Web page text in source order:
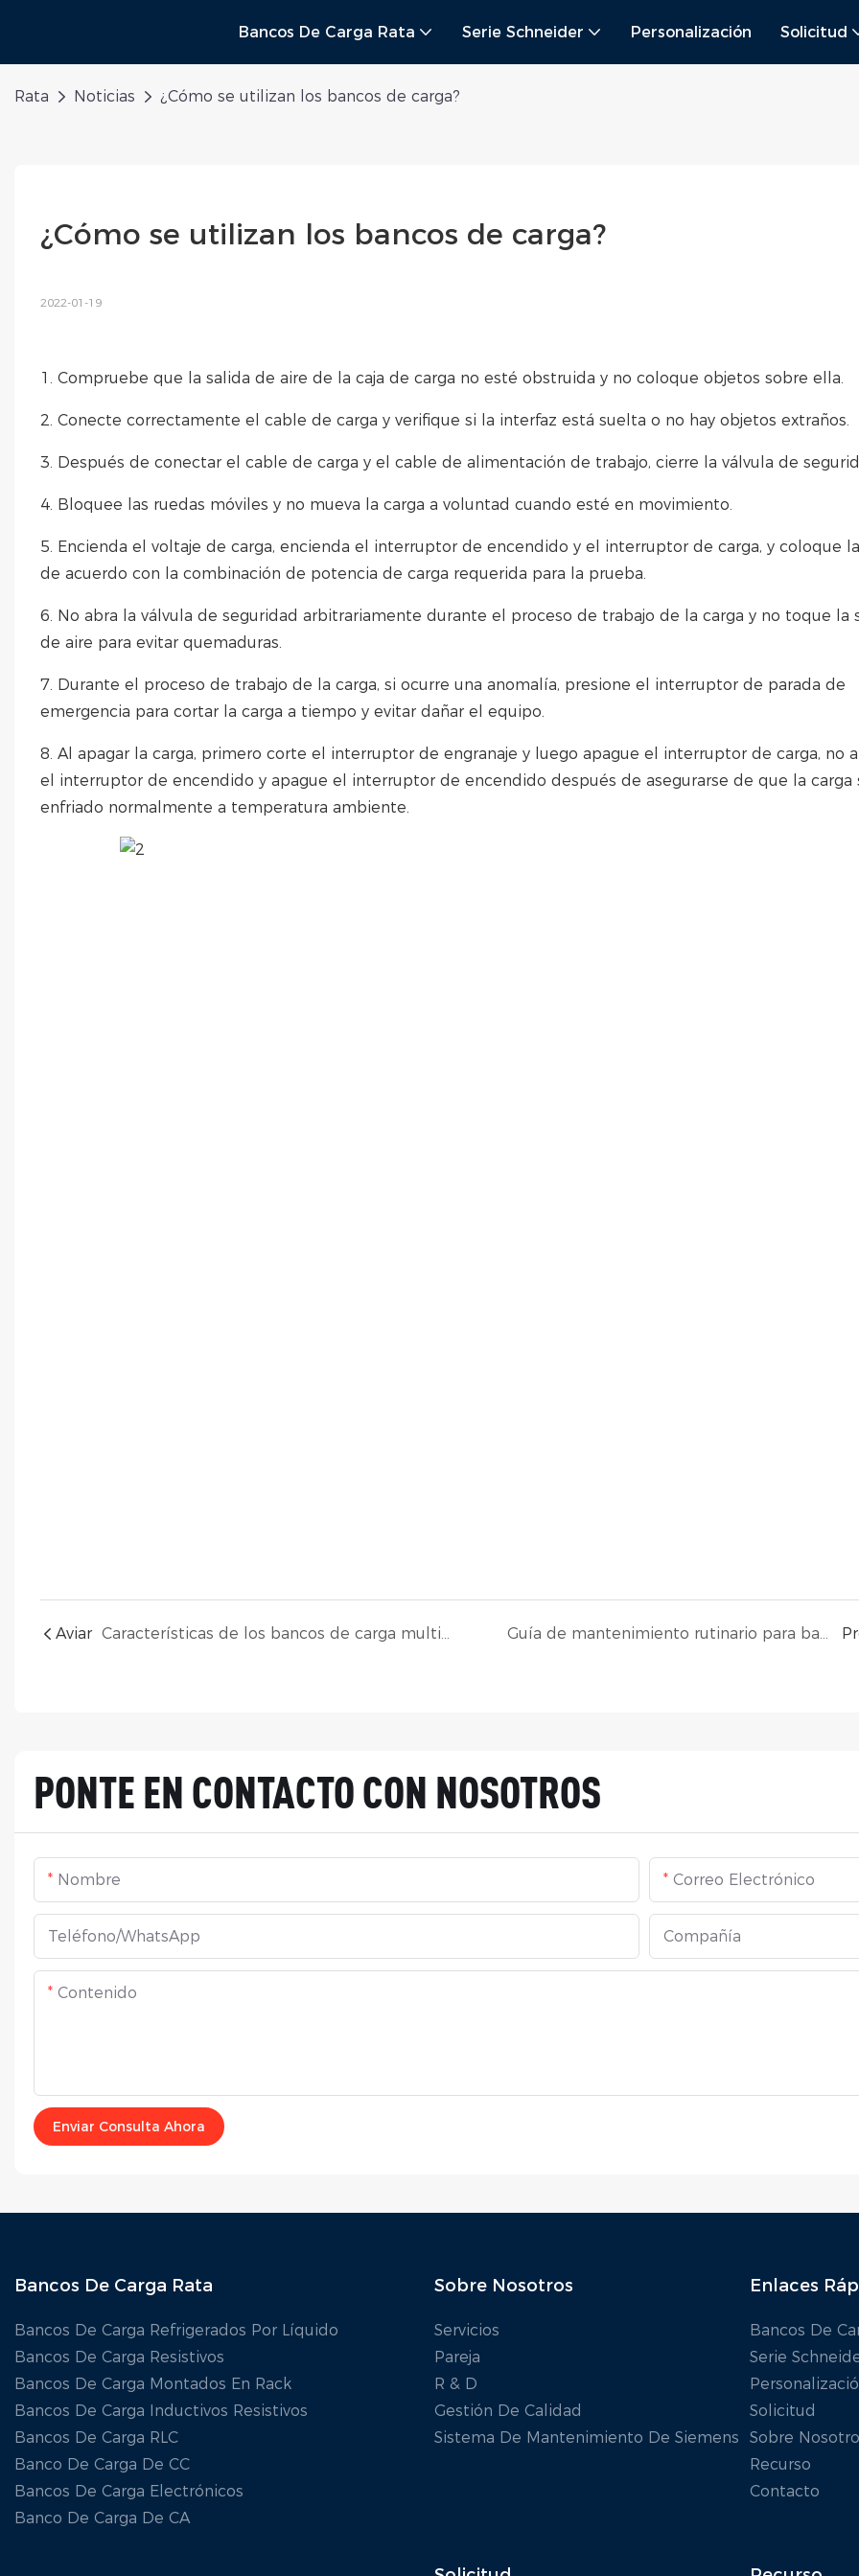
Bancos De Carga Rata Serie Schneider Personalización Solicitud
Rata Noticias ¿Cómo se utilizan los bancos de carga?
¿Cómo se utilizan los bancos de carga?
2022-01-19
1. Compruebe que la salida de aire de la caja de carga no esté obstruida y no coloque objetos sobre ella.
2. Conecte correctamente el cable de carga y verifique si la interfaz está suelta o no hay objetos extraños.
3. Después de conectar el cable de carga y el cable de alimentación de trabajo, cierre la válvula de
4. Bloquee las ruedas móviles y no mueva la carga a voluntad cuando esté en movimiento.
5. Encienda el voltaje de carga, encienda el interruptor de encendido y el interruptor de carga, y coloque
de acuerdo con la combinación de potencia de carga requerida para la prueba.
6. No abra la válvula de seguridad arbitrariamente durante el proceso de trabajo de la carga y no toque la
de aire para evitar quemaduras.
7. Durante el proceso de trabajo de la carga, si ocurre una anomalía, presione el interruptor de parada de
emergencia para cortar la carga a tiempo y evitar dañar el equipo.
8. Al apagar la carga, primero corte el interruptor de engranaje y luego apague el interruptor de carga, no
el interruptor de encendido y apague el interruptor de encendido después de asegurarse de que la carga
enfriado normalmente a temperatura ambiente.
Aviar Características de los bancos de carga multiplex Guía de mantenimiento rutinario para bancos de carga
PONTE EN CONTACTO CON NOSOTROS
Nombre Correo Electrónico
Teléfono/WhatsApp Compañía
Contenido
Enviar Consulta Ahora
Bancos De Carga Rata
Bancos De Carga Refrigerados Por Líquido
Bancos De Carga Resistivos
Bancos De Carga Montados En Rack
Bancos De Carga Inductivos Resistivos
Bancos De Carga RLC
Banco De Carga De CC
Bancos De Carga Electrónicos
Banco De Carga De CA
Sobre Nosotros
Servicios
Pareja
R & D
Gestión De Calidad
Sistema De Mantenimiento De Siemens
Enlaces
Bancos De
Serie
Solicitud
Sobre
Recurso
Contacto